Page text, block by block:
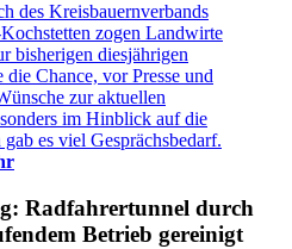
des Kreisbauernverbands
zogen Landwirte
bisherigen diesjährigen
Chance, vor Presse und
zur aktuellen
im Hinblick auf die
es viel Gesprächsbedarf.
Radfahrertunnel durch
Betrieb gereinigt